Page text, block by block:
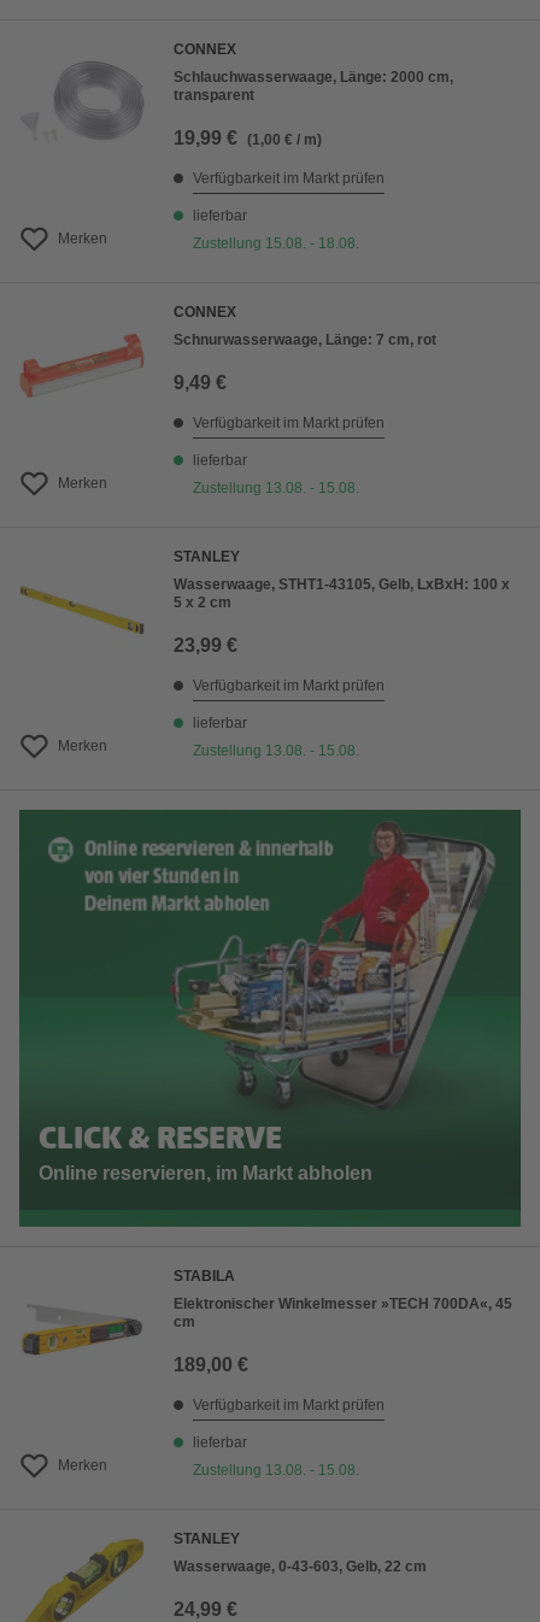
Merken
CONNEX
Schlauchwasserwaage, Länge: 2000 cm,
transparent
19,99 € (1,00 € / m)
Verfügbarkeit im Markt prüfen
lieferbar
Zustellung 15.08. - 18.08.
Merken
CONNEX
Schnurwasserwaage, Länge: 7 cm, rot
9,49 €
Verfügbarkeit im Markt prüfen
lieferbar
Zustellung 13.08. - 15.08.
Merken
STANLEY
Wasserwaage, STHT1-43105, Gelb, LxBxH: 100 x
5 x 2 cm
23,99 €
Verfügbarkeit im Markt prüfen
lieferbar
Zustellung 13.08. - 15.08.
CLICK & RESERVE
Online reservieren, im Markt abholen
Merken
STABILA
Elektronischer Winkelmesser »TECH 700DA«, 45
cm
189,00 €
Verfügbarkeit im Markt prüfen
lieferbar
Zustellung 13.08. - 15.08.
STANLEY
Wasserwaage, 0-43-603, Gelb, 22 cm
24,99 €